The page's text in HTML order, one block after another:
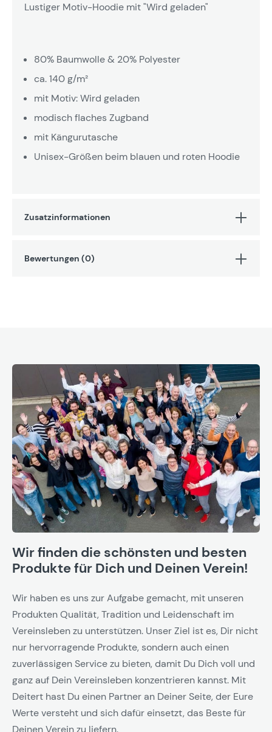
Lustiger Motiv-Hoodie mit "Wird geladen"
80% Baumwolle & 20% Polyester
ca. 140 g/m²
mit Motiv: Wird geladen
modisch flaches Zugband
mit Kängurutasche
Unisex-Größen beim blauen und roten Hoodie
Zusatzinformationen
Bewertungen (0)
Wir finden die schönsten und besten
Produkte für Dich und Deinen Verein!
Wir haben es uns zur Aufgabe gemacht, mit unseren
Produkten Qualität, Tradition und Leidenschaft im
Vereinsleben zu unterstützen. Unser Ziel ist es, Dir nicht
nur hervorragende Produkte, sondern auch einen
zuverlässigen Service zu bieten, damit Du Dich voll und
ganz auf Dein Vereinsleben konzentrieren kannst. Mit
Deitert hast Du einen Partner an Deiner Seite, der Eure
Werte versteht und sich dafür einsetzt, das Beste für
Deinen Verein zu liefern.